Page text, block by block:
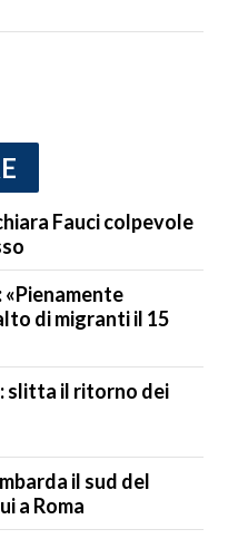
Fauci colpevole
«Pienamente
di migranti il 15
slitta il ritorno dei
il sud del
a Roma